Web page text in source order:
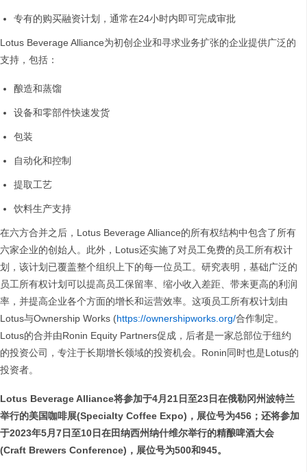
专有的购买融资计划，通常在24小时内即可完成审批
Lotus Beverage Alliance为初创企业和寻求业务扩张的企业提供广泛的
支持，包括：
酿造和蒸馏
设备和零部件快速发货
包装
自动化和控制
提取工艺
饮料生产支持
在六方合并之后，Lotus Beverage Alliance的所有权结构中包含了所有
六家企业的创始人。此外，Lotus还实施了对员工免费的员工所有权计
划，该计划已覆盖整个组织上下的每一位员工。研究表明，基础广泛的
员工所有权计划可以提高员工保留率、缩小收入差距、带来更高的利润
率，并提高企业各个方面的增长和运营效率。这项员工所有权计划由
Lotus与Ownership Works (https://ownershipworks.org/合作制定。
Lotus的合并由Ronin Equity Partners促成，后者是一家总部位于纽约
的投资公司，专注于长期增长领域的投资机会。Ronin同时也是Lotus的
投资者。
Lotus Beverage Alliance将参加于4月21日至23日在俄勒冈州波特兰
举行的美国咖啡展(Specialty Coffee Expo)，展位号为456；还将参加
于2023年5月7日至10日在田纳西州纳什维尔举行的精酿啤酒大会
(Craft Brewers Conference)，展位号为500和945。